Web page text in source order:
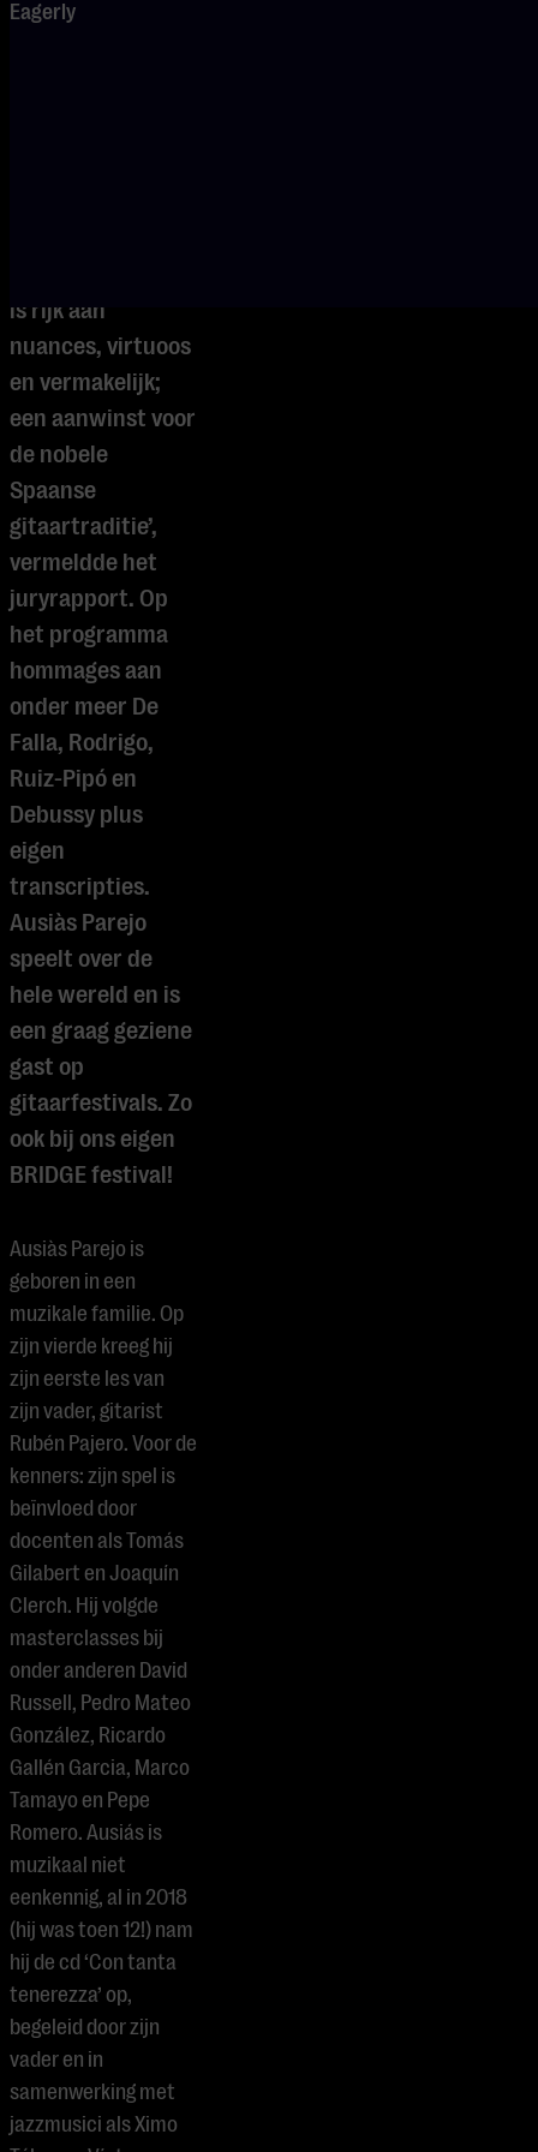
Eagerly
Competition
is rijk aan
nuances, virtuoos
en vermakelijk;
een aanwinst voor
de nobele
Spaanse
gitaartraditie’,
vermeldde het
juryrapport. Op
het programma
hommages aan
onder meer De
Falla, Rodrigo,
Ruiz-Pipó en
Debussy plus
eigen
transcripties.
Ausiàs Parejo
speelt over de
hele wereld en is
een graag geziene
gast op
gitaarfestivals. Zo
ook bij ons eigen
BRIDGE festival!
Ausiàs Parejo is
geboren in een
muzikale familie. Op
zijn vierde kreeg hij
zijn eerste les van
zijn vader, gitarist
Rubén Pajero. Voor de
kenners: zijn spel is
beïnvloed door
docenten als Tomás
Gilabert en Joaquín
Clerch. Hij volgde
masterclasses bij
onder anderen David
Russell, Pedro Mateo
González, Ricardo
Gallén Garcia, Marco
Tamayo en Pepe
Romero. Ausiás is
muzikaal niet
eenkennig, al in 2018
(hij was toen 12!) nam
hij de cd ‘Con tanta
tenerezza’ op,
begeleid door zijn
vader en in
samenwerking met
jazzmusici als Ximo